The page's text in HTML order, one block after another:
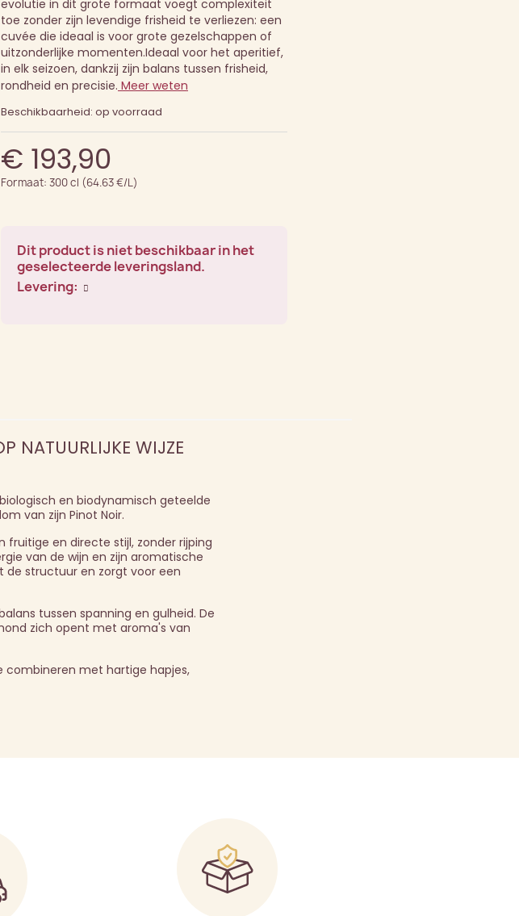
evolutie in dit grote formaat voegt complexiteit
toe zonder zijn levendige frisheid te verliezen: een
cuvée die ideaal is voor grote gezelschappen of
uitzonderlijke momenten.Ideaal voor het aperitief,
in elk seizoen, dankzij zijn balans tussen frisheid,
rondheid en precisie. Meer weten
Beschikbaarheid: op voorraad
€ 193,90
Formaat: 300 cl (64.63 €/L)
Dit product is niet beschikbaar in het
geselecteerde leveringsland.
Levering:
NATUURLIJKE WIJZE
en biodynamisch geteelde
van zijn Pinot Noir.
fruitige en directe stijl, zonder rijping
van de wijn en zijn aromatische
de structuur en zorgt voor een
tussen spanning en gulheid. De
zich opent met aroma's van
combineren met hartige hapjes,